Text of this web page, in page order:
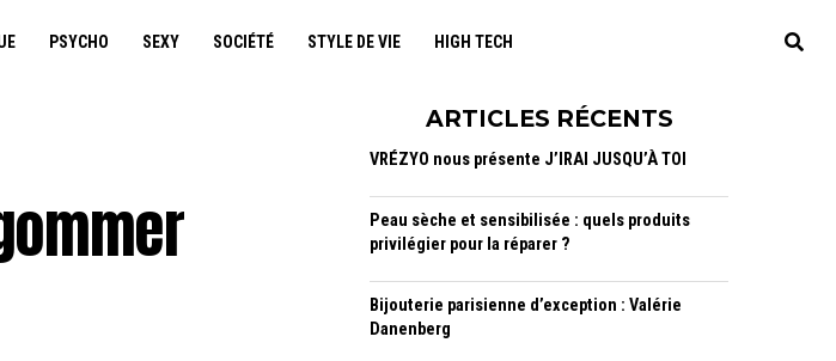
PSYCHO SEXY SOCIÉTÉ STYLE DE VIE HIGH TECH
ARTICLES RÉCENTS
VRÉZYO nous présente J’IRAI JUSQU’À TOI
Peau sèche et sensibilisée : quels produits
privilégier pour la réparer ?
Bijouterie parisienne d’exception : Valérie
Danenberg